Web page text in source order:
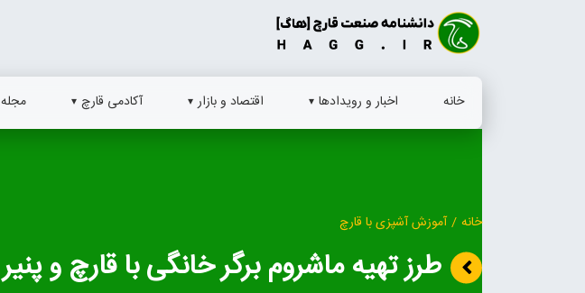
خانه اخبار و رویدادها اقتصاد و بازار آکادمی قارچ مجله
خانه / آموزش آشپزی با قارچ
طرز تهیه ماشروم برگر خانگی با قارچ و پنیر